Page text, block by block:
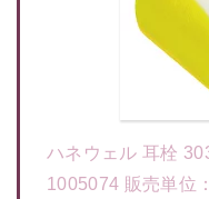
ハネウェル 耳栓
1005074 販売単位